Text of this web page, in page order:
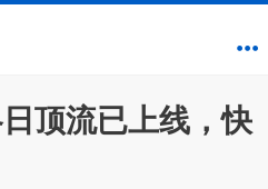
顶流已上线，快